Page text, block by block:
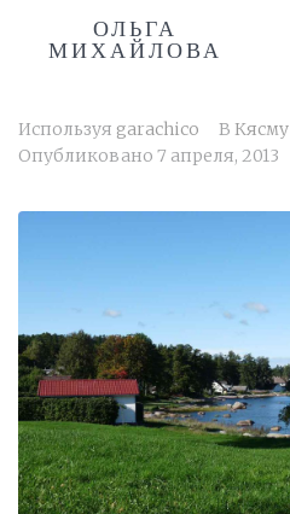
ОЛЬГА
МИХАЙЛОВА
Используя garachico В Кясму
Опубликовано 7 апреля, 2013